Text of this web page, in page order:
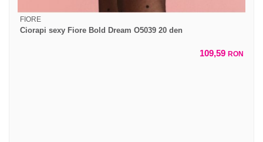
FIORE
Ciorapi sexy Fiore Bold Dream O5039 20 den
109,59 RON